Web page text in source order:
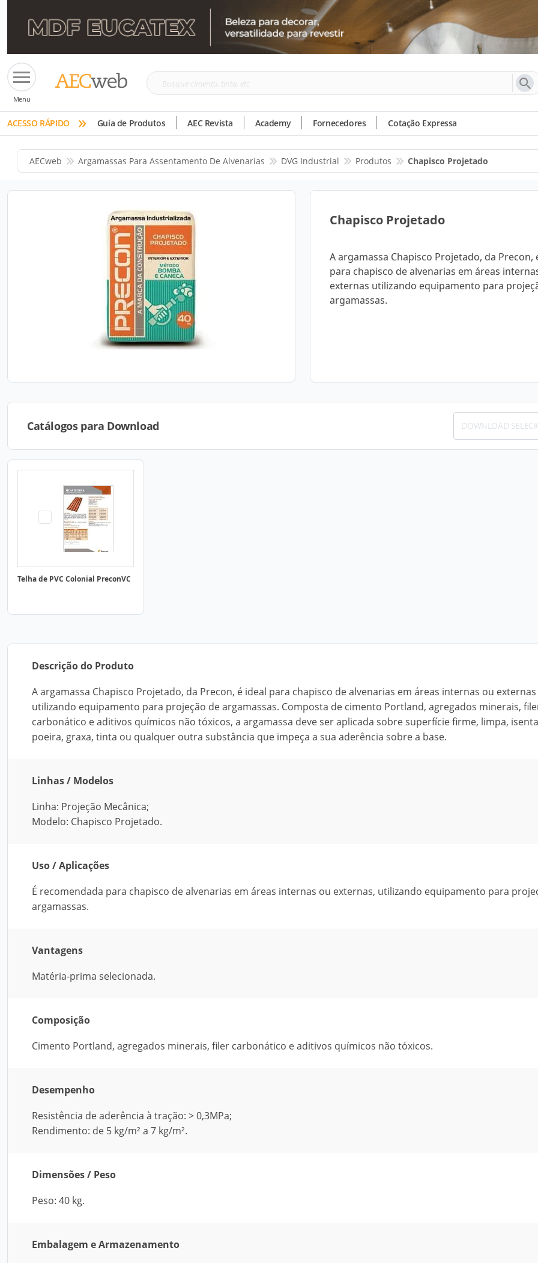
Menu
Busque
tinta,
etc
ACESSO RÁPIDO » Guia de Produtos AEC Revista Academy Fornecedores Cotação Expressa
AECweb Argamassas Para Assentamento De Alvenarias DVG Industrial Produtos Chapisco Projetado
Chapisco Projetado
A argamassa Chapisco Projetado, da Precon,
para chapisco de alvenarias em áreas
externas utilizando equipamento para
argamassas.
Catálogos para Download DOWNLOAD
Telha de PVC Colonial PreconVC
Descrição do Produto
A argamassa Chapisco Projetado, da Precon, é ideal para chapisco de alvenarias em áreas internas ou externas
utilizando equipamento para projeção de argamassas. Composta de cimento Portland, agregados minerais,
carbonático e aditivos químicos não tóxicos, a argamassa deve ser aplicada sobre superfície firme, limpa,
poeira, graxa, tinta ou qualquer outra substância que impeça a sua aderência sobre a base.
Linhas / Modelos
Linha: Projeção Mecânica;
Modelo: Chapisco Projetado.
Uso / Aplicações
É recomendada para chapisco de alvenarias em áreas internas ou externas, utilizando equipamento para
argamassas.
Vantagens
Matéria-prima selecionada.
Composição
Cimento Portland, agregados minerais, filer carbonático e aditivos químicos não tóxicos.
Desempenho
Resistência de aderência à tração: > 0,3MPa;
Rendimento: de 5 kg/m² a 7 kg/m².
Dimensões / Peso
Peso: 40 kg.
Embalagem e Armazenamento